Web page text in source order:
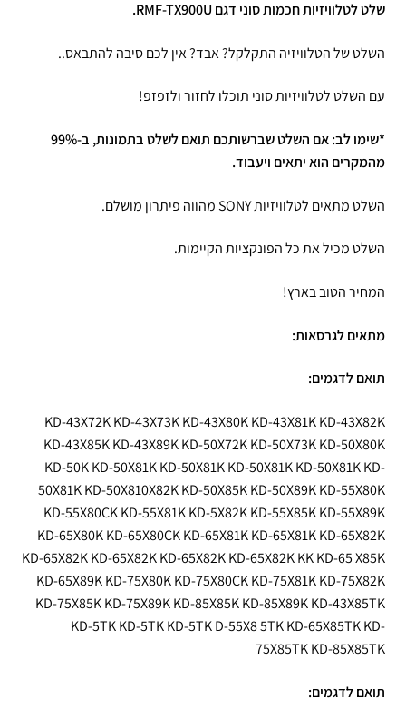
שלט לטלוויזיות חכמות סוני דגם RMF-TX900U.
השלט של הטלוויזיה התקלקל? אבד? אין לכם סיבה להתבאס..
עם השלט לטלוויזיות סוני תוכלו לחזור ולזפזפ!
*שימו לב: אם השלט שברשותכם תואם לשלט בתמונות, ב-99%
מהמקרים הוא יתאים ויעבוד.
השלט מתאים לטלוויזיות SONY מהווה פיתרון מושלם.
השלט מכיל את כל הפונקציות הקיימות.
המחיר הטוב בארץ!
מתאים לגרסאות:
תואם לדגמים:
KD-43X72K KD-43X73K KD-43X80K KD-43X81K KD-43X82K
KD-43X85K KD-43X89K KD-50X72K KD-50X73K KD-50X80K
KD-50K KD-50X81K KD-50X81K KD-50X81K KD-50X81K KD-
50X81K KD-50X810X82K KD-50X85K KD-50X89K KD-55X80K
KD-55X80CK KD-55X81K KD-5X82K KD-55X85K KD-55X89K
KD-65X80K KD-65X80CK KD-65X81K KD-65X81K KD-65X82K
KD-65X82K KD-65X82K KD-65X82K KD-65X82K KK KD-65 X85K
KD-65X89K KD-75X80K KD-75X80CK KD-75X81K KD-75X82K
KD-75X85K KD-75X89K KD-85X85K KD-85X89K KD-43X85TK
KD-5TK KD-5TK KD-5TK D-55X8 5TK KD-65X85TK KD-
75X85TK KD-85X85TK
תואם לדגמים: